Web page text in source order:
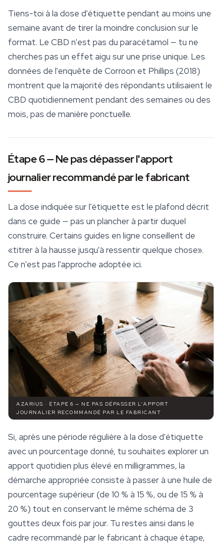
Tiens-toi à la dose d'étiquette pendant au moins une
semaine avant de tirer la moindre conclusion sur le
format. Le CBD n'est pas du paracétamol — tu ne
cherches pas un effet aigu sur une prise unique. Les
données de l'enquête de Corroon et Phillips (2018)
montrent que la majorité des répondants utilisaient le
CBD quotidiennement pendant des semaines ou des
mois, pas de manière ponctuelle.
Étape 6 — Ne pas dépasser l'apport
journalier recommandé par le fabricant
La dose indiquée sur l'étiquette est le plafond décrit
dans ce guide — pas un plancher à partir duquel
construire. Certains guides en ligne conseillent de
«titrer à la hausse jusqu'à ressentir quelque chose».
Ce n'est pas l'approche adoptée ici.
AZARIUS · ÉTAPE 6 — NE PAS DÉPASSER L'APPORT
JOURNALIER RECOMMANDÉ PAR LE FABRICANT
Si, après une période régulière à la dose d'étiquette
avec un pourcentage donné, tu souhaites explorer un
apport quotidien plus élevé en milligrammes, la
démarche appropriée consiste à passer à une huile de
pourcentage supérieur (de 10 % à 15 %, ou de 15 % à
20 %) tout en conservant le même schéma de 3
gouttes deux fois par jour. Tu restes ainsi dans le
cadre recommandé par le fabricant à chaque étape,